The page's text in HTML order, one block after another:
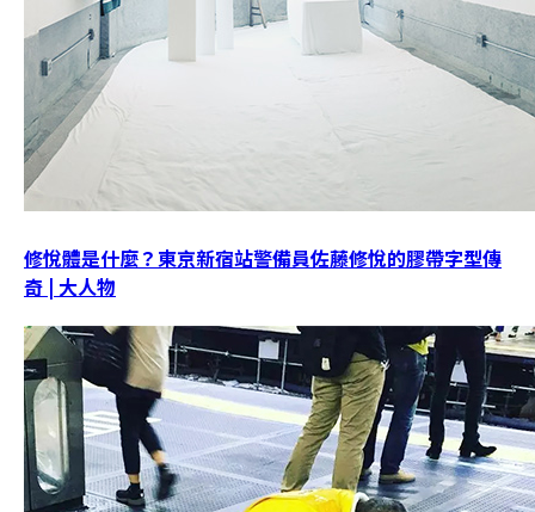
修悅體是什麼？東京新宿站警備員佐藤修悅的膠帶字型傳
奇 | 大人物